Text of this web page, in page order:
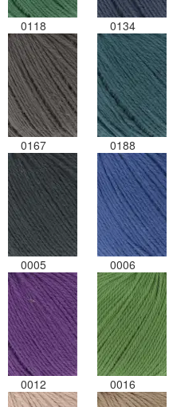
0118 0134
0167 0188
0005 0006
0012 0016